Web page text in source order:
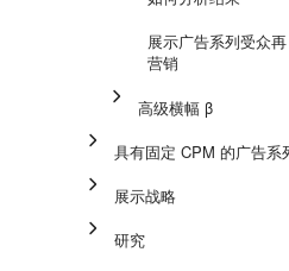
展示广告系列受众再
营销
高级横幅 β
具有固定 CPM 的广告系
展示战略
研究